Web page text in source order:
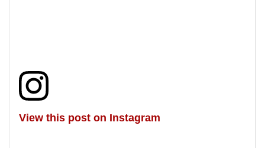
View this post on Instagram